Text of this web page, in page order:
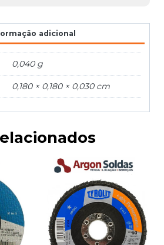
adicional
0,040 g
0,180 × 0,180 × 0,030 cm